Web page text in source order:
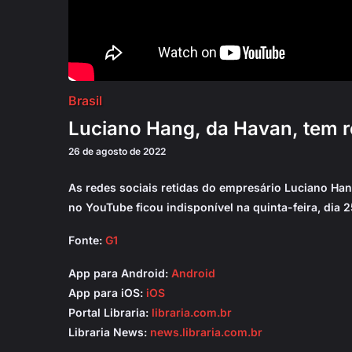
Brasil
Luciano Hang, da Havan, tem
26 de agosto de 2022
As redes sociais retidas do empresário Luciano
no YouTube ficou indisponível na quinta-feira, dia
Fonte: G1
App para Android: Android
App para iOS: iOS
Portal Libraria: libraria.com.br
Libraria News: news.libraria.com.br